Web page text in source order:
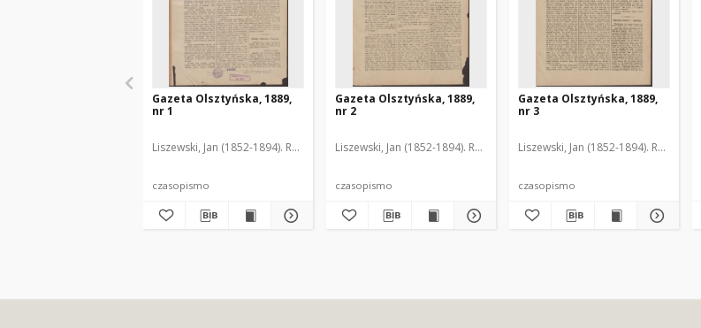
Gazeta Olsztyńska, 1889,
nr 1
Liszewski, Jan (1852-1894). Red.
czasopismo
Gazeta Olsztyńska, 1889,
nr 2
Liszewski, Jan (1852-1894). Red.
czasopismo
Gazeta Olsztyńska, 1889,
nr 3
Liszewski, Jan (1852-1894). Red.
czasopismo